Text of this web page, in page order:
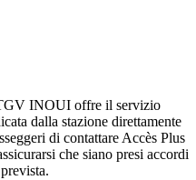
INOUI offre il servizio
dalla stazione direttamente
di contattare Accès Plus
che siano presi accordi